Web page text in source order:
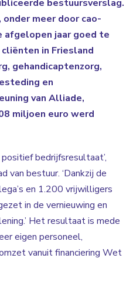
bestuursverslag.
meer door cao-
afgelopen jaar goed te
in Friesland
gehandicaptenzorg,
en
van Alliade,
miljoen euro werd
bedrijfsresultaat’,
van bestuur. ‘Dankzij de
en 1.200 vrijwilligers
in de vernieuwing en
Het resultaat is mede
eigen personeel,
vanuit financiering Wet